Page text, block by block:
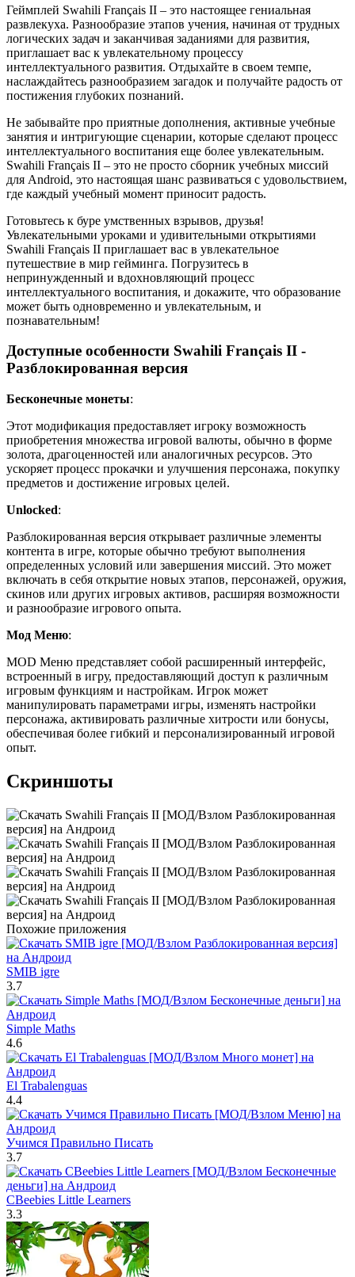
Геймплей Swahili Français II – это настоящее гениальная
развлекуха. Разнообразие этапов учения, начиная от трудных
логических задач и заканчивая заданиями для развития,
приглашает вас к увлекательному процессу
интеллектуального развития. Отдыхайте в своем темпе,
наслаждайтесь разнообразием загадок и получайте радость от
постижения глубоких познаний.
Не забывайте про приятные дополнения, активные учебные
занятия и интригующие сценарии, которые сделают процесс
интеллектуального воспитания еще более увлекательным.
Swahili Français II – это не просто сборник учебных миссий
для Android, это настоящая шанс развиваться с удовольствием,
где каждый учебный момент приносит радость.
Готовьтесь к буре умственных взрывов, друзья!
Увлекательными уроками и удивительными открытиями
Swahili Français II приглашает вас в увлекательное
путешествие в мир гейминга. Погрузитесь в
непринужденный и вдохновляющий процесс
интеллектуального воспитания, и докажите, что образование
может быть одновременно и увлекательным, и
познавательным!
Доступные особенности Swahili Français II -
Разблокированная версия
Бесконечные монеты:
Этот модификация предоставляет игроку возможность
приобретения множества игровой валюты, обычно в форме
золота, драгоценностей или аналогичных ресурсов. Это
ускоряет процесс прокачки и улучшения персонажа, покупку
предметов и достижение игровых целей.
Unlocked:
Разблокированная версия открывает различные элементы
контента в игре, которые обычно требуют выполнения
определенных условий или завершения миссий. Это может
включать в себя открытие новых этапов, персонажей, оружия,
скинов или других игровых активов, расширяя возможности
и разнообразие игрового опыта.
Мод Меню:
MOD Меню представляет собой расширенный интерфейс,
встроенный в игру, предоставляющий доступ к различным
игровым функциям и настройкам. Игрок может
манипулировать параметрами игры, изменять настройки
персонажа, активировать различные хитрости или бонусы,
обеспечивая более гибкий и персонализированный игровой
опыт.
Скриншоты
Похожие приложения
SMIB igre
3.7
Simple Maths
4.6
El Trabalenguas
4.4
Учимся Правильно Писать
3.7
CBeebies Little Learners
3.3